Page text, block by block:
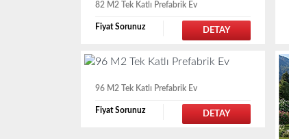
82 M2 Tek Katlı Prefabrik Ev
Fiyat Sorunuz DETAY
96 M2 Tek Katlı Prefabrik Ev
Fiyat Sorunuz DETAY